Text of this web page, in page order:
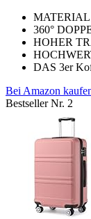
MATERIAL
360°
HOHER
DAS 3er
Bei Amazon
Bestseller Nr. 2